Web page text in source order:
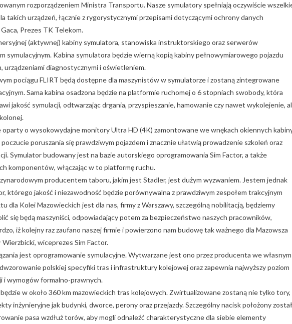
rozporządzeniem Ministra Transportu. Nasze symulatory spełniają oczywiście
takich urządzeń, łącznie z rygorystycznymi przepisami dotyczącymi ochrony danych
Prezes TK Telekom.
(aktywnej) kabiny symulatora, stanowiska instruktorskiego oraz serwerów
symulacyjnym. Kabina symulatora będzie wierną kopią kabiny pełnowymiarowego pojazdu
urządzeniami diagnostycznymi i oświetleniem.
pociągu FLIRT będą dostępne dla maszynistów w symulatorze i zostaną zintegrowane
Sama kabina osadzona będzie na platformie ruchomej o 6 stopniach swobody, która
jakość symulacji, odtwarzając drgania, przyspieszanie, hamowanie czy nawet wykolejenie,
o wysokowydajne monitory Ultra HD (4K) zamontowane we wnękach okiennych
poruszania się prawdziwym pojazdem i znacznie ułatwią prowadzenie szkoleń oraz
Symulator budowany jest na bazie autorskiego oprogramowania Sim Factor, a także
komponentów, włączając w to platformę ruchu.
producentem taboru, jakim jest Stadler, jest dużym wyzwaniem. Jestem jednak
którego jakość i niezawodność będzie porównywalna z prawdziwym zespołem trakcyjnym
dla Kolei Mazowieckich jest dla nas, firmy z Warszawy, szczególną nobilitacją, będziemy
się będą maszyniści, odpowiadający potem za bezpieczeństwo naszych pracowników,
iż kolejny raz zaufano naszej firmie i powierzono nam budowę tak ważnego dla Mazowsza
wiceprezes Sim Factor.
jest oprogramowanie symulacyjne. Wytwarzane jest ono przez producenta we własnym
polskiej specyfiki tras i infrastruktury kolejowej oraz zapewnia najwyższy poziom
i wymogów formalno-prawnych.
w około 360 km mazowieckich tras kolejowych. Zwirtualizowane zostaną nie tylko tory,
inżynieryjne jak budynki, dworce, perony oraz przejazdy. Szczególny nacisk położony został
pasa wzdłuż torów, aby mogli odnaleźć charakterystyczne dla siebie elementy